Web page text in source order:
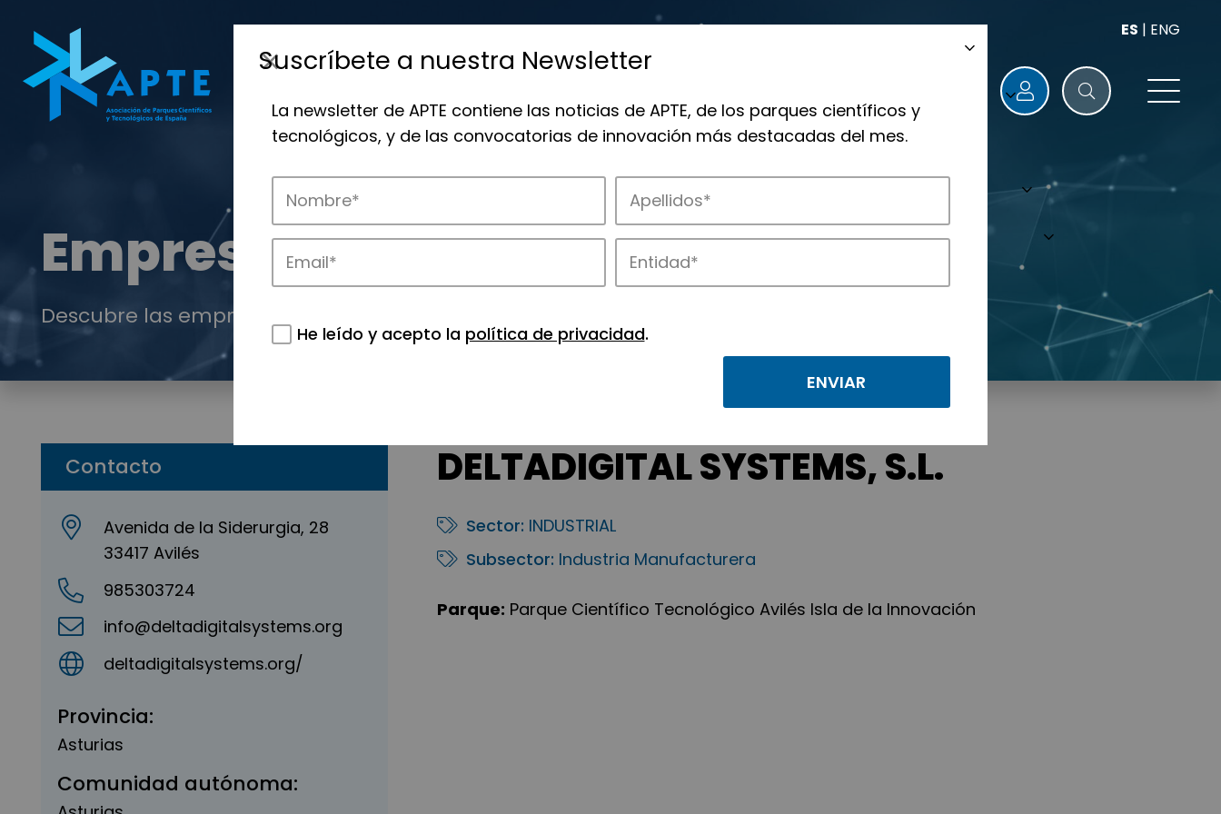
ES | ENG
Empresas
Descubre las empresas que impulsan la innovación en los parques de APTE.
Contacto
Avenida de la Siderurgia, 28
33417 Avilés
985303724
info@deltadigitalsystems.org
deltadigitalsystems.org/
Provincia:
Asturias
Comunidad autónoma:
DELTADIGITAL SYSTEMS, S.L.
Sector: INDUSTRIAL
Subsector: Industria Manufacturera
Parque: Parque Científico Tecnológico Avilés Isla de la Innovación
Suscríbete a nuestra Newsletter
La newsletter de APTE contiene las noticias de APTE, de los parques científicos y
tecnológicos, y de las convocatorias de innovación más destacadas del mes.
He leído y acepto la política de privacidad.